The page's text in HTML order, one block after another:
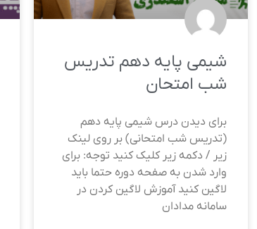
شیمی پایه دهم تدریس
شب امتحان
برای دیدن درس شیمی پایه دهم
(تدریس شب امتحانی) بر روی لینک
زیر / دکمه زیر کلیک کنید توجه: برای
وارد شدن به صفحه دوره حتما باید
لاگین کنید آموزش لاگین کردن در
سامانه مدادان